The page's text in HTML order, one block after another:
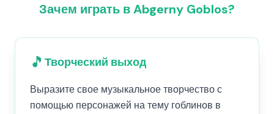
Зачем играть в Abgerny Goblos?
🎵 Творческий выход
Выразите свое музыкальное творчество с
помощью персонажей на тему гоблинов в